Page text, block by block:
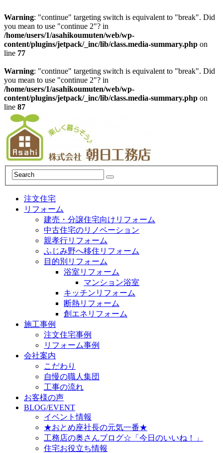
Warning: "continue" targeting switch is equivalent to "break". Did
you mean to use "continue 2"? in
/home/users/1/asahikoumuten/web/wp-
content/plugins/jetpack/_inc/lib/class.media-summary.php on
line 77
Warning: "continue" targeting switch is equivalent to "break". Did
you mean to use "continue 2"? in
/home/users/1/asahikoumuten/web/wp-
content/plugins/jetpack/_inc/lib/class.media-summary.php on
line 87
注文住宅
リフォーム
建売・分譲住宅向けリフォーム
中古住宅のリノベーション
親孝行リフォーム
ふじみ野へ移住リフォーム
目的別リフォーム
浴室リフォーム
マンション浴室
キッチンリフォーム
断熱リフォーム
創エネリフォーム
施工事例
注文住宅事例
リフォーム事例
会社案内
こだわり
自慢の職人集団
工事の流れ
お客様の声
BLOG/EVENT
イベント情報
★おとめ座社長の元気一番★
工務店の奥さんブログ☆「今日のいいね！」
住宅お役立ち情報